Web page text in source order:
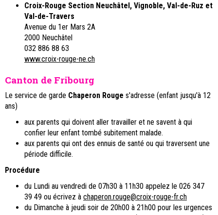
Croix-Rouge Section Neuchâtel, Vignoble, Val-de-Ruz et
Val-de-Travers
Avenue du 1er Mars 2A
2000 Neuchâtel
032 886 88 63
www.croix-rouge-ne.ch
Canton de Fribourg
Le service de garde Chaperon Rouge s'adresse (enfant jusqu'à 12
ans)
aux parents qui doivent aller travailler et ne savent à qui
confier leur enfant tombé subitement malade.
aux parents qui ont des ennuis de santé ou qui traversent une
période difficile.
Procédure
du Lundi au vendredi de 07h30 à 11h30 appelez le 026 347
39 49 ou écrivez à chaperon.rouge@croix-rouge-fr.ch
du Dimanche à jeudi soir de 20h00 à 21h00 pour les urgences